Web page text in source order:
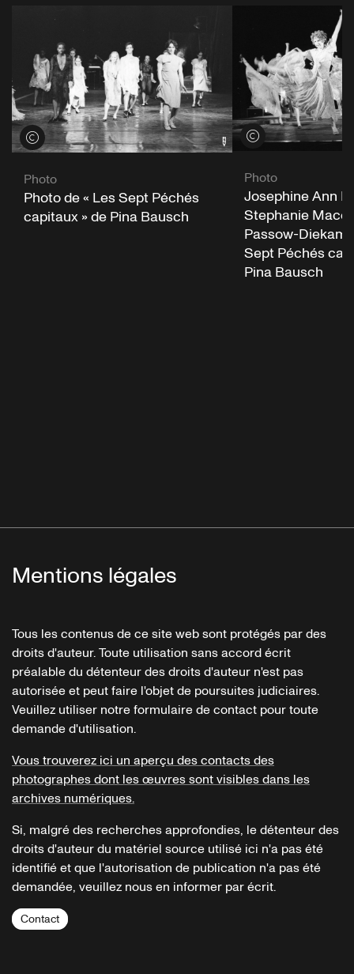
Voir les crédits
Photo
Photo de « Les Sept Péchés
capitaux » de Pina Bausch
Voir les crédits
Photo
Josephine Ann
Stephanie
Passow-
Sept Péchés
Pina Bausch
Mentions légales
Tous les contenus de ce site web sont protégés par des
droits d'auteur. Toute utilisation sans accord écrit
préalable du détenteur des droits d'auteur n'est pas
autorisée et peut faire l'objet de poursuites judiciaires.
Veuillez utiliser notre formulaire de contact pour toute
demande d'utilisation.
Vous trouverez ici un aperçu des contacts des
photographes dont les œuvres sont visibles dans les
archives numériques.
Si, malgré des recherches approfondies, le détenteur des
droits d'auteur du matériel source utilisé ici n'a pas été
identifié et que l'autorisation de publication n'a pas été
demandée, veuillez nous en informer par écrit.
Contact